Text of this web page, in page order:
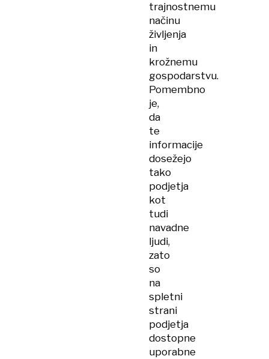
trajnostnemu
načinu
življenja
in
krožnemu
gospodarstvu.
Pomembno
je,
da
te
informacije
dosežejo
tako
podjetja
kot
tudi
navadne
ljudi,
zato
so
na
spletni
strani
podjetja
dostopne
uporabne